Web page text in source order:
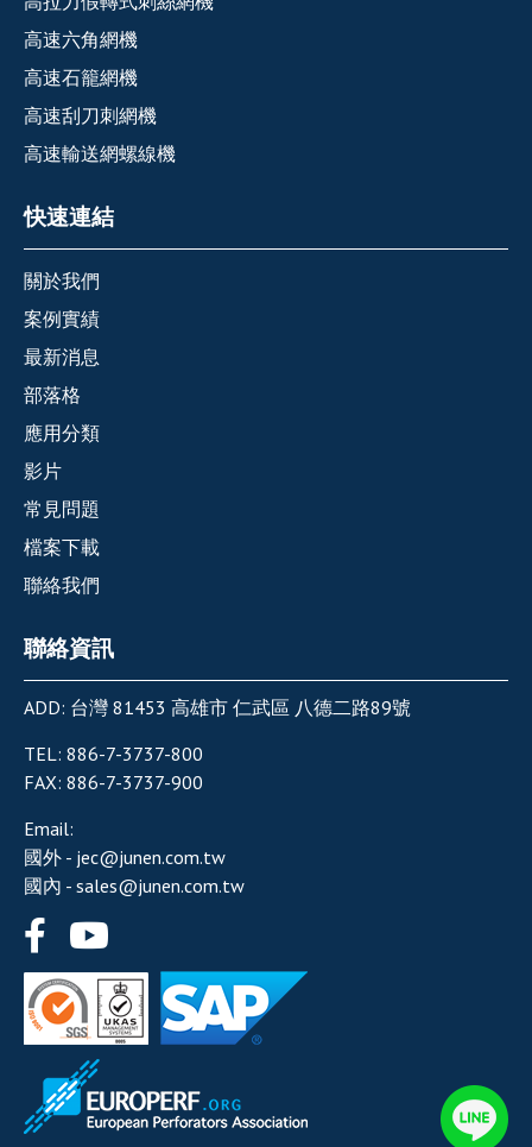
高速六角網機
高速石籠網機
高速刮刀刺網機
高速輸送網螺線機
快速連結
關於我們
案例實績
最新消息
部落格
應用分類
影片
常見問題
檔案下載
聯絡我們
聯絡資訊
ADD: 台灣 81453 高雄市 仁武區 八德二路89號
TEL: 886-7-3737-800
FAX: 886-7-3737-900
Email:
國外 - jec@junen.com.tw
國內 - sales@junen.com.tw